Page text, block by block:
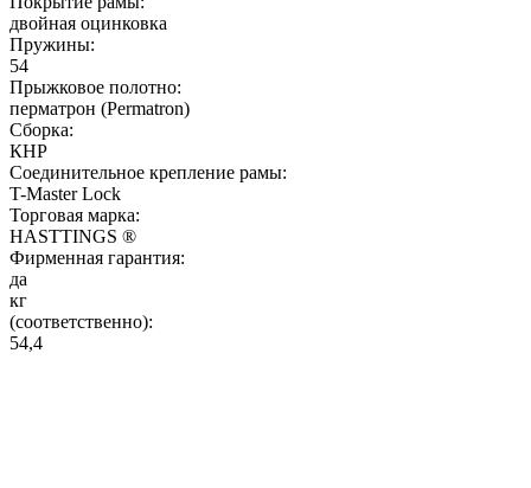
двойная оцинковка
Пружины:
54
Прыжковое полотно:
перматрон (Permatron)
Сборка:
КНР
Соединительное крепление рамы:
T-Master Lock
Торговая марка:
HASTTINGS ®
Фирменная гарантия:
да
кг
(соответственно):
54,4